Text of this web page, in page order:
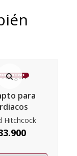
para
Hitchcock